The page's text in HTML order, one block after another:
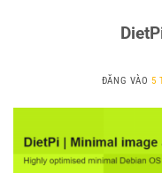
ĐĂNG VÀO 5